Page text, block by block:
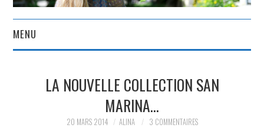
MENU
DANS MON BLOG, JE VEUX
PARTAGER MES
LA NOUVELLE COLLECTION SAN
MARINA…
20 MARS 2014 ALINA 3 COMMENTAIRES